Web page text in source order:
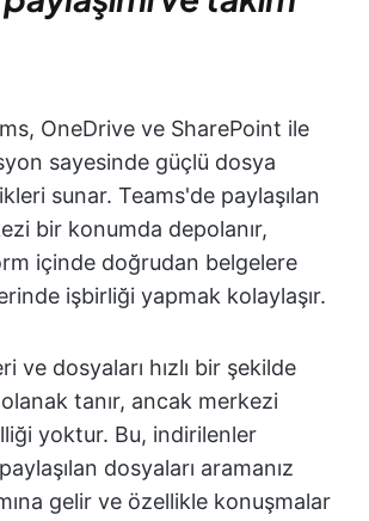
OneDrive ve SharePoint ile
sayesinde güçlü dosya
sunar. Teams'de paylaşılan
bir konumda depolanır,
içinde doğrudan belgelere
işbirliği yapmak kolaylaşır.
ve dosyaları hızlı bir şekilde
tanır, ancak merkezi
yoktur. Bu, indirilenler
dosyaları aramanız
gelir ve özellikle konuşmalar